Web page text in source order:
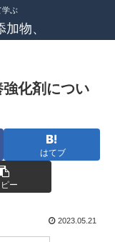
学ぶ
物、
化剤につい
はてブ
ー
2023.05.21